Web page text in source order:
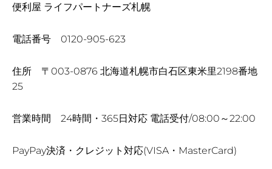
便利屋 ライフパートナーズ札幌
電話番号 0120-905-623
住所 〒003-0876 北海道札幌市白石区東米里2198番地
25
営業時間 24時間・365日対応 電話受付/08:00～22:00
PayPay決済・クレジット対応(VISA・MasterCard)